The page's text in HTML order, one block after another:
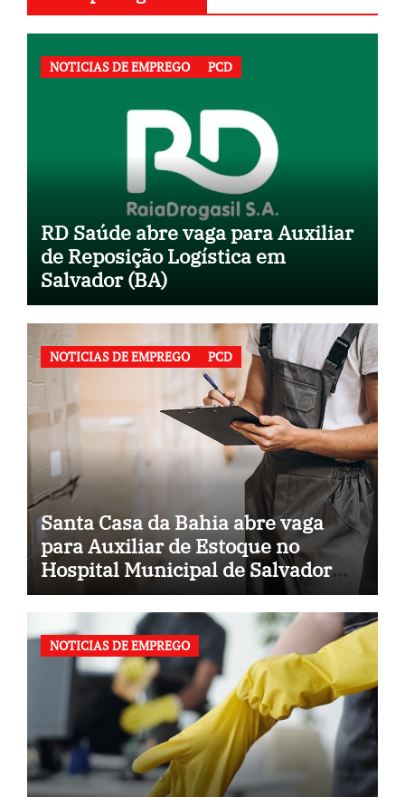
NOTICIAS DE EMPREGO PCD
RD Saúde abre vaga para Auxiliar
de Reposição Logística em
Salvador (BA)
NOTICIAS DE EMPREGO PCD
Santa Casa da Bahia abre vaga
para Auxiliar de Estoque no
Hospital Municipal de Salvador
(BA)
NOTICIAS DE EMPREGO